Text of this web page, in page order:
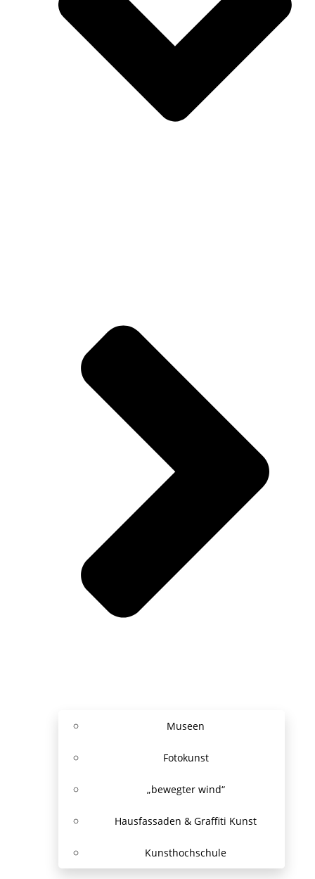
Museen
Fotokunst
„bewegter wind“
Hausfassaden & Graffiti Kunst
Kunsthochschule